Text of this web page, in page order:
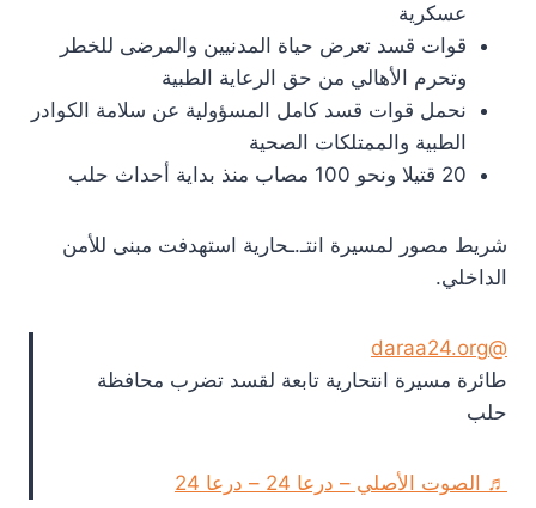
عسكرية
قوات قسد تعرض حياة المدنيين والمرضى للخطر
وتحرم الأهالي من حق الرعاية الطبية
نحمل قوات قسد كامل المسؤولية عن سلامة الكوادر
الطبية والممتلكات الصحية
20 قتيلا ونحو 100 مصاب منذ بداية أحداث حلب
شريط مصور لمسيرة انتـ.ـحارية استهدفت مبنى للأمن
الداخلي.
@daraa24.org
طائرة مسيرة انتحارية تابعة لقسد تضرب محافظة
حلب
♬ الصوت الأصلي – درعا 24 – درعا 24